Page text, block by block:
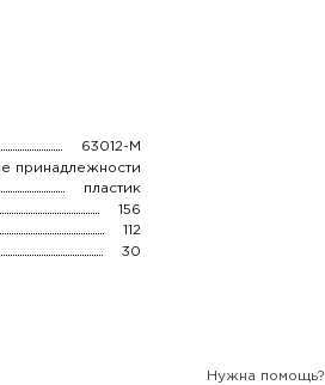
63012-М
принадлежности
пластик
156
112
30
Нужна помощь?